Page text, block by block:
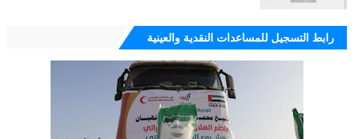
رابط التسجيل للمساعدات النقدية والعينية